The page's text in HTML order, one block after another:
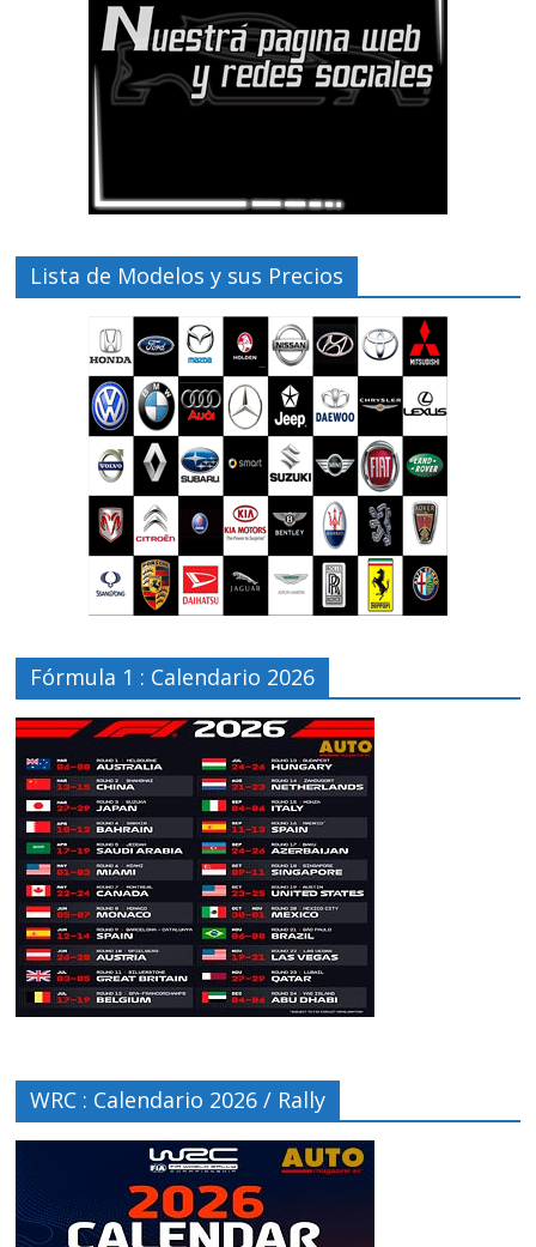
Lista de Modelos y sus Precios
Fórmula 1 : Calendario 2026
WRC : Calendario 2026 / Rally